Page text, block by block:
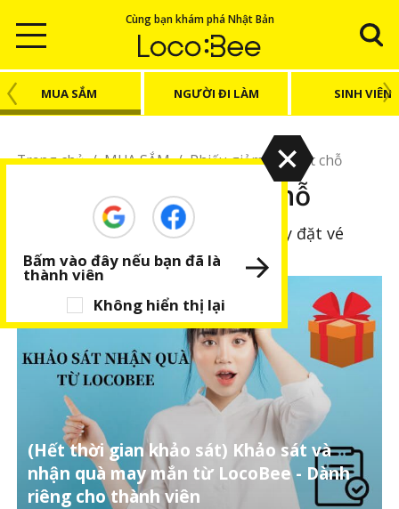
Cùng bạn khám phá Nhật Bản
MUA SẮM NGƯỜI ĐI LÀM SINH VIÊN
Trang chủ/MUA SẮM/Phiếu giảm giá/Đặt chỗ
Phiếu giảm giá/Đặt chỗ
Ưu đãi về giá và tiện ích đặt chỗ hay đặt vé
(Hết thời gian khảo sát) Khảo sát và
nhận quà may mắn từ LocoBee - Dành
riêng cho thành viên
Không hiển thị lại
Bấm vào đây nếu bạn đã là
thành viên